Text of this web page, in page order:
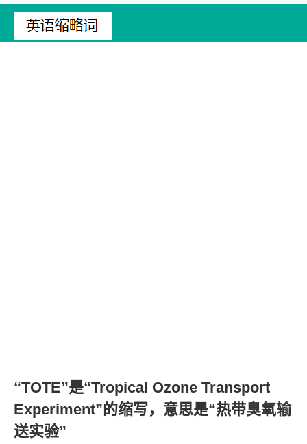
“TOTE”是“Tropical Ozone Transport
Experiment”的缩写，意思是“热带臭氧输
送实验”